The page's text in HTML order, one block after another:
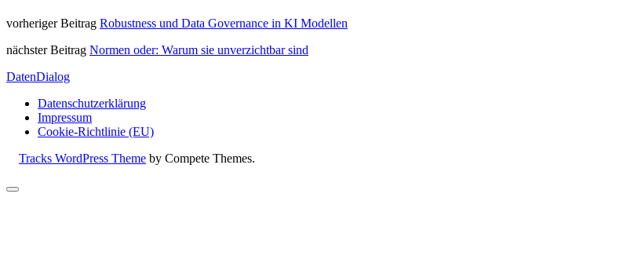
vorheriger Beitrag Robustness und Data Governance in KI Modellen
nächster Beitrag Normen oder: Warum sie unverzichtbar sind
DatenDialog
Datenschutzerklärung
Impressum
Cookie-Richtlinie (EU)
Tracks WordPress Theme by Compete Themes.